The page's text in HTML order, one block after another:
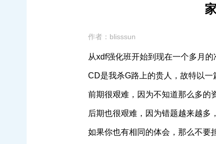
作者： blisssun
从xdf强化班开始到现在一个多月
CD是我杀G路上的贵人，故特以一
前期很艰难，因为不知道那么多的
后期也很艰难，因为错题越来越多
如果你也有相同的体会，那么不要